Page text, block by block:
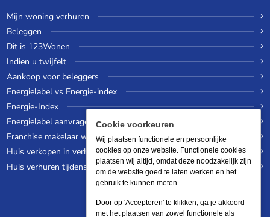
Mijn woning verhuren
Beleggen
Dit is 123Wonen
Indien u twijfelt
Aankoop voor beleggers
Energielabel vs Energie-index
Energie-Index
Energielabel aanvragen
Franchise makelaar worden
Huis verkopen in verhuurde staat
Huis verhuren tijdens een wereldreis
Cookie voorkeuren
Wij plaatsen functionele en persoonlijke
cookies op onze website. Functionele cookies
plaatsen wij altijd, omdat deze noodzakelijk zijn
om de website goed te laten werken en het
gebruik te kunnen meten.
Door op 'Accepteren' te klikken, ga je akkoord
met het plaatsen van zowel functionele als